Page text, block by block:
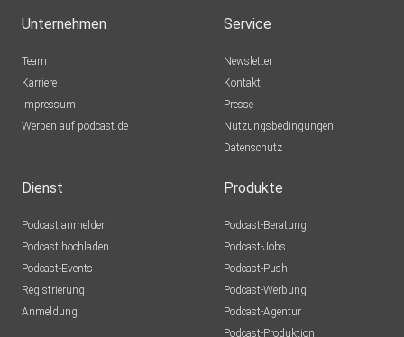
Unternehmen
Team
Karriere
Impressum
Werben auf podcast.de
Service
Newsletter
Kontakt
Presse
Nutzungsbedingungen
Datenschutz
Dienst
Podcast anmelden
Podcast hochladen
Podcast-Events
Registrierung
Anmeldung
Produkte
Podcast-Beratung
Podcast-Jobs
Podcast-Push
Podcast-Werbung
Podcast-Agentur
Podcast-Produktion